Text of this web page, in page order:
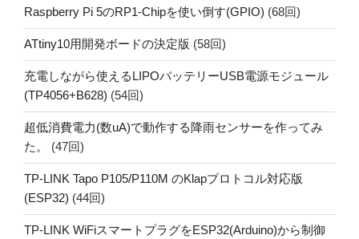
Raspberry Pi 5のRP1-Chipを使い倒す(GPIO) (68回)
ATtiny10用開発ボードの決定版 (58回)
充電しながら使えるLIPOバッテリーUSB電源モジュール
(TP4056+B628) (54回)
超低消費電力(数uA)で動作する降雨センサーを作ってみ
た。
(47回)
TP-LINK Tapo P105/P110M のKlapプロトコル対応版
(ESP32) (44回)
TP-LINK WiFiスマートプラグをESP32(Arduino)から制御